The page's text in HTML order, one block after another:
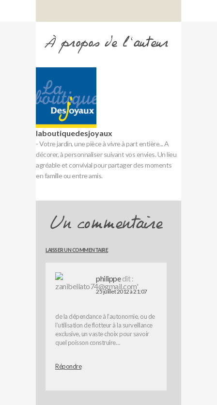
À propos de l'auteur
laboutiquedesjoyaux
- Votre jardin, une pièce à vivre à part entière... A
décorer, à personnaliser suivant vos envies. Un lieu
agréable et convivial pour partager des moments
en famille ou entre amis.
Un commentaire
LAISSER UN COMMENTAIRE
philippe dit :
25 juillet 2012 à 21:07
de la dépendance à l’autonomie, ou de
l’utilisation de flotteur à la surveillance
exclusive, un vaste choix pour savoir
quel poisson construire…
Répondre